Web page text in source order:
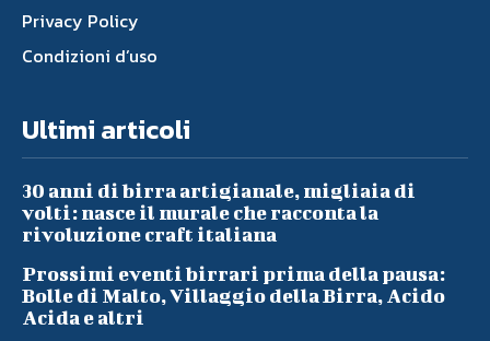
Privacy Policy
Condizioni d’uso
Ultimi articoli
30 anni di birra artigianale, migliaia di
volti: nasce il murale che racconta la
rivoluzione craft italiana
Prossimi eventi birrari prima della pausa:
Bolle di Malto, Villaggio della Birra, Acido
Acida e altri